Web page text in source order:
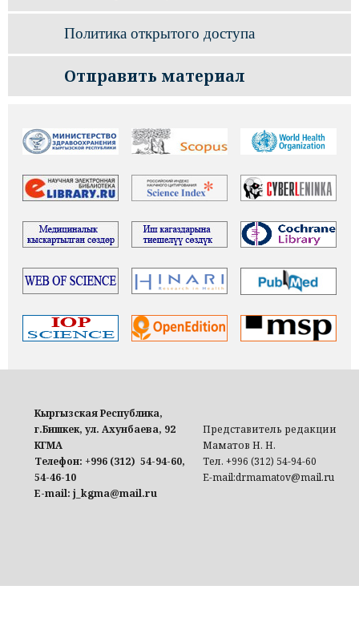
Политика открытого доступа
Отправить материал
Кыргызская Республика,
г.Бишкек, ул. Ахунбаева, 92
КГМА
Телефон: +996 (312) 54-94-60,
54-46-10
E-mail: j_kgma@mail.ru
Представитель редакции
Маматов Н. Н.
Тел. +996 (312) 54-94-60
E-mail:drmamatov@mail.ru